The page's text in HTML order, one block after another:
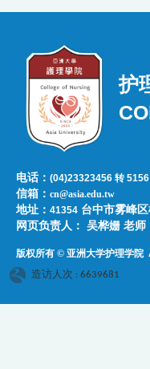
护
电话：(04)23323456 转 5156
信箱：cn@asia.edu.tw
地址：41354 台中市雾峰
网页负责人：​​​ ​吴桦姗 老
版权所有 © 亚洲大学护理学院
造访人次 : 6639681